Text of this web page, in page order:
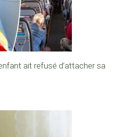
ait refusé d’attacher sa